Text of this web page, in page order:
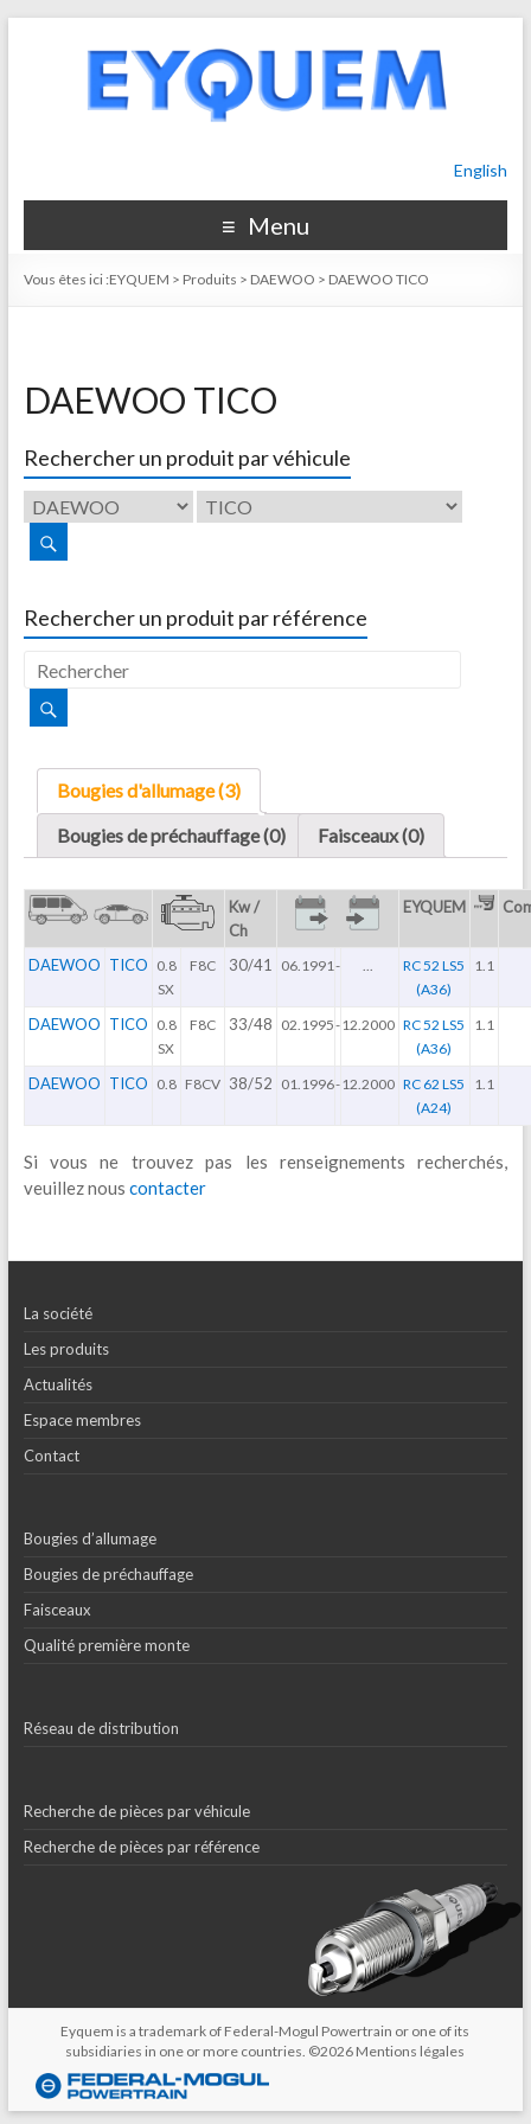
English
Menu
Vous êtes ici :EYQUEM > Produits > DAEWOO > DAEWOO TICO
DAEWOO TICO
Rechercher un produit par véhicule
Rechercher un produit par référence
Bougies d'allumage (3)
Bougies de préchauffage (0)
Faisceaux (0)
Kw /
Ch
EYQUEM
DAEWOO TICO 0.8
SX
F8C 30/41 06.1991 -
RC 52 LS5
(A36)
1.1
DAEWOO TICO 0.8
SX
F8C 33/48 02.1995-12.2000 RC 52 LS5
(A36)
1.1
DAEWOO TICO 0.8 F8CV 38/52 01.1996-12.2000 RC 62 LS5
(A24)
1.1
Si vous ne trouvez pas les renseignements recherchés,
veuillez nous contacter
La société
Les produits
Actualités
Espace membres
Contact
Bougies d’allumage
Bougies de préchauffage
Faisceaux
Qualité première monte
Réseau de distribution
Recherche de pièces par véhicule
Recherche de pièces par référence
Eyquem is a trademark of Federal-Mogul Powertrain or one of its
subsidiaries in one or more countries. ©2026 Mentions légales